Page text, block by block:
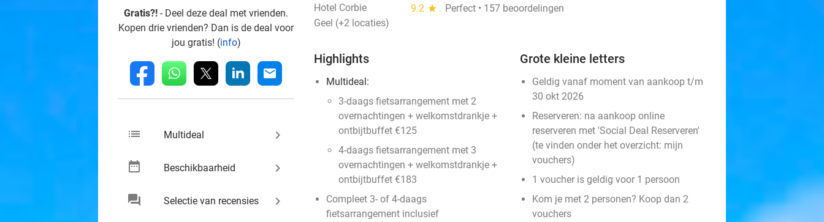
Gratis?! - Deel deze deal met vrienden.
Kopen drie vrienden? Dan is de deal voor
jou gratis! (info)
fb whatsapp linkedin mail
list Multideal keyboard_arrow_right
date_range Beschikbaarheid keyboard_arrow_right
chat Selectie van recensies keyboard_arrow_right
Hotel Corbie 9.2 star
Perfect • 157 beoordelingen
Geel (+2 locaties)
Highlights
Multideal:
3-daags fietsarrangement met 2
overnachtingen + welkomstdrankje +
ontbijtbuffet €125
4-daags fietsarrangement met 3
overnachtingen + welkomstdrankje +
ontbijtbuffet €183
Compleet 3- of 4-daags
fietsarrangement inclusief
Grote kleine letters
Geldig vanaf moment van aankoop t/m
30 okt 2026
Reserveren: na aankoop online
reserveren met 'Social Deal Reserveren'
(te vinden onder het overzicht: mijn
vouchers)
1 voucher is geldig voor 1 persoon
Kom je met 2 personen? Koop dan 2
vouchers